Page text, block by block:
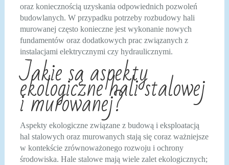
oraz koniecznością uzyskania odpowiednich pozwoleń
budowlanych. W przypadku potrzeby rozbudowy hali
murowanej często konieczne jest wykonanie nowych
fundamentów oraz dodatkowych prac związanych z
instalacjami elektrycznymi czy hydraulicznymi.
Jakie są aspekty
ekologiczne hali stalowej
i murowanej?
Aspekty ekologiczne związane z budową i eksploatacją
hal stalowych oraz murowanych stają się coraz ważniejsze
w kontekście zrównoważonego rozwoju i ochrony
środowiska. Hale stalowe mają wiele zalet ekologicznych;